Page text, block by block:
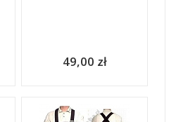
49,00 zł